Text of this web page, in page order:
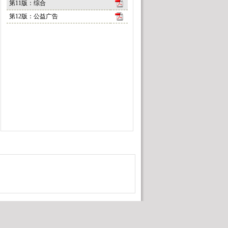
第11版：综合
第12版：公益广告